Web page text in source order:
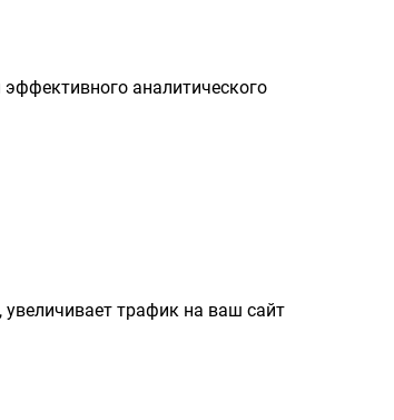
аналитического
трафик на ваш сайт